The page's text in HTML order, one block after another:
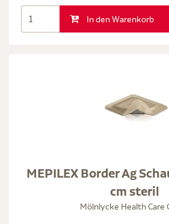
In den Warenkorb
MEPILEX Border Ag
cm steril
Mölnlycke Health Care